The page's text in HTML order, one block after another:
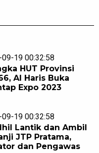
19 00:32:58
HUT Provinsi
Al Haris Buka
Expo 2023
19 00:32:58
Lantik dan Ambil
JTP Pratama,
dan Pengawas